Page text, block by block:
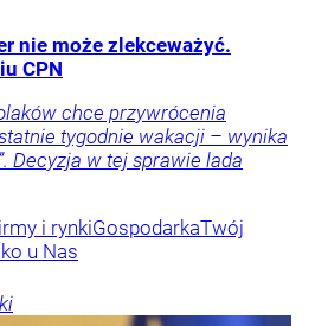
nie może zlekceważyć.
CPN
chce przywrócenia
tygodnie wakacji – wynika
Decyzja w tej sprawie lada
i rynkiGospodarkaTwój
u Nas